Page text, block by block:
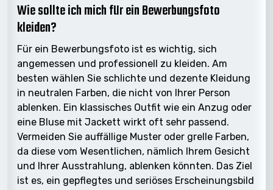
Wie sollte ich mich für ein Bewerbungsfoto
kleiden?
Für ein Bewerbungsfoto ist es wichtig, sich
angemessen und professionell zu kleiden. Am
besten wählen Sie schlichte und dezente Kleidung
in neutralen Farben, die nicht von Ihrer Person
ablenken. Ein klassisches Outfit wie ein Anzug oder
eine Bluse mit Jackett wirkt oft sehr passend.
Vermeiden Sie auffällige Muster oder grelle Farben,
da diese vom Wesentlichen, nämlich Ihrem Gesicht
und Ihrer Ausstrahlung, ablenken könnten. Das Ziel
ist es, ein gepflegtes und seriöses Erscheinungsbild